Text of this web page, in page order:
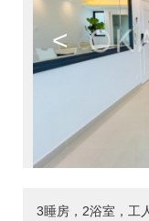
<
3睡房，2浴室，工